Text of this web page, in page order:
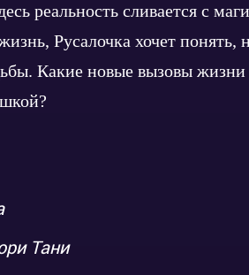
реальность сливается с
Русалочка хочет понять,
Какие новые вызовы
Тани